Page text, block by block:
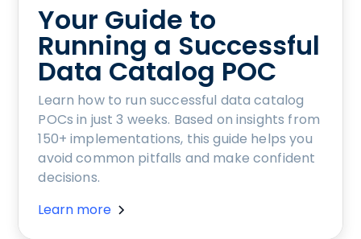
Your Guide to
Running a Successful
Data Catalog POC
Learn how to run successful data catalog
POCs in just 3 weeks. Based on insights from
150+ implementations, this guide helps you
avoid common pitfalls and make confident
decisions.
Learn more